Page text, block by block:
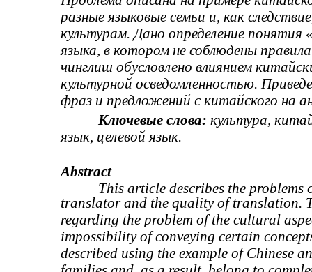
разные языковые семьи и, как
культурам. Дано определение
языка, в котором не соблюдены
чинглиш обусловлено влиянием
культурной осведомленностью.
фраз и предложений с китайского на
Ключевые слова: культура,
язык, целевой язык.
Abstract
This article describes the
translator and the quality of translation.
regarding the problem of the cultural
impossibility of conveying certain
described using the example of Chinese